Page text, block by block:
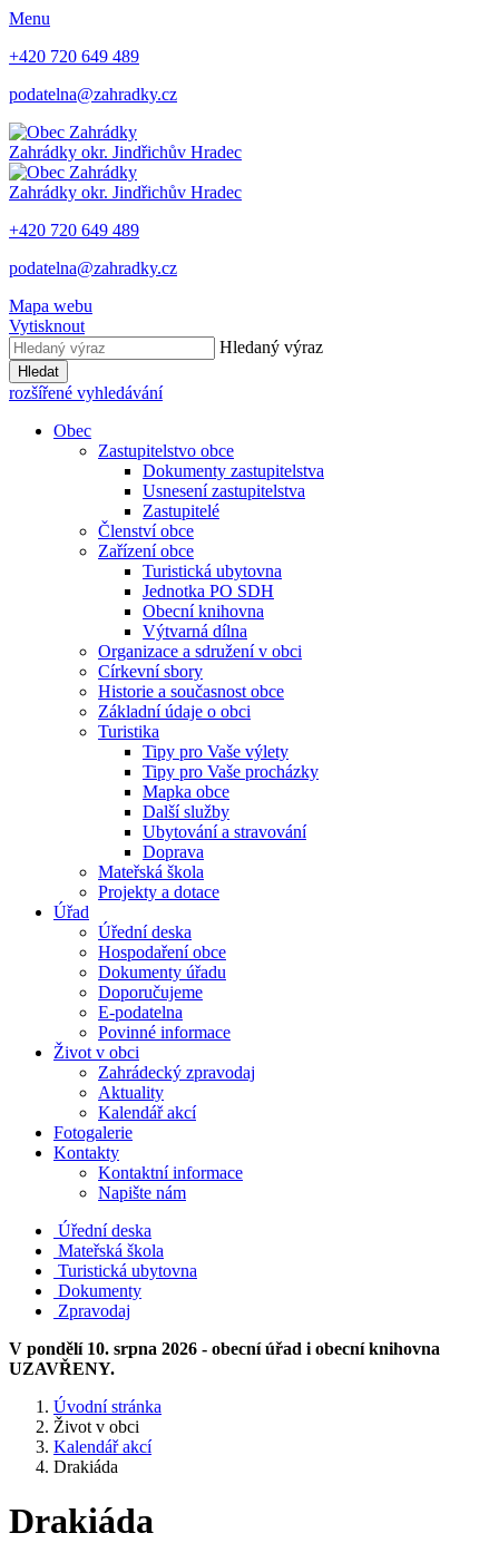
Menu
+420 720 649 489
podatelna@zahradky.cz
Zahrádky okr. Jindřichův Hradec
Zahrádky okr. Jindřichův Hradec
+420 720 649 489
podatelna@zahradky.cz
Mapa webu
Vytisknout
Hledaný výraz
Hledat
rozšířené vyhledávání
Obec
Zastupitelstvo obce
Dokumenty zastupitelstva
Usnesení zastupitelstva
Zastupitelé
Členství obce
Zařízení obce
Turistická ubytovna
Jednotka PO SDH
Obecní knihovna
Výtvarná dílna
Organizace a sdružení v obci
Církevní sbory
Historie a současnost obce
Základní údaje o obci
Turistika
Tipy pro Vaše výlety
Tipy pro Vaše procházky
Mapka obce
Další služby
Ubytování a stravování
Doprava
Mateřská škola
Projekty a dotace
Úřad
Úřední deska
Hospodaření obce
Dokumenty úřadu
Doporučujeme
E-podatelna
Povinné informace
Život v obci
Zahrádecký zpravodaj
Aktuality
Kalendář akcí
Fotogalerie
Kontakty
Kontaktní informace
Napište nám
Úřední deska
Mateřská škola
Turistická ubytovna
Dokumenty
Zpravodaj
V pondělí 10. srpna 2026 - obecní úřad i obecní knihovna
UZAVŘENY.
Úvodní stránka
Život v obci
Kalendář akcí
Drakiáda
Drakiáda